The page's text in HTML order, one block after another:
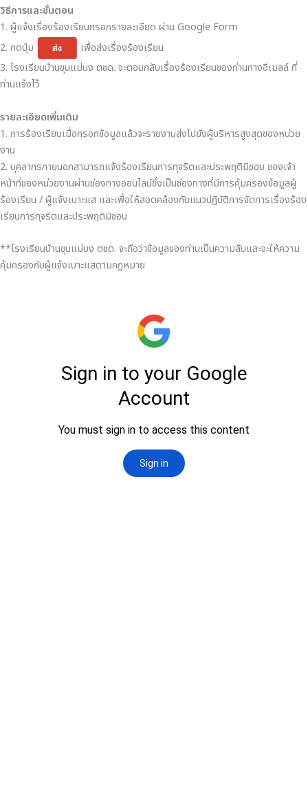
วิธีการและขั้นตอน
1. ผู้แจ้งเรื่องร้องเรียนกรอกรายละเอียด ผ่าน Google Form
2. กดปุ่ม
เพื่อส่งเรื่องร้องเรียน
3. โรงเรียนบ้านขุนแม่บง ตชด. จะตอบกลับเรื่องร้องเรียนของท่านทางอีเมลล์ ที่
ท่านแจ้งไว้
รายละเอียดเพิ่มเติม
1. การร้องเรียนเมื่อกรอกข้อมูลแล้วจะรายงานส่งไปยังผู้บริหารสูงสุดของหน่วย
งาน
2. บุคลากรภายนอกสามารถแจ้งร้องเรียนการทุจริตและประพฤติมิชอบ ของเจ้า
หน้าที่ของหน่วยงานผ่านช่องทางออนไลน์ซึ่งเป็นช่องทางที่มีการคุ้มครองข้อมูลผู้
ร้องเรียน / ผู้แจ้งเบาะแส และเพื่อให้สอดคล้องกับแนวปฏิบัติการจัดการเรื่องร้อง
เรียนการทุจริตและประพฤติมิชอบ
**โรงเรียนบ้านขุนแม่บง ตชด. จะถือว่าข้อมูลของท่านเป็นความลับและจะให้ความ
คุ้มครองกับผู้แจ้งเบาะแสตามกฏหมาย